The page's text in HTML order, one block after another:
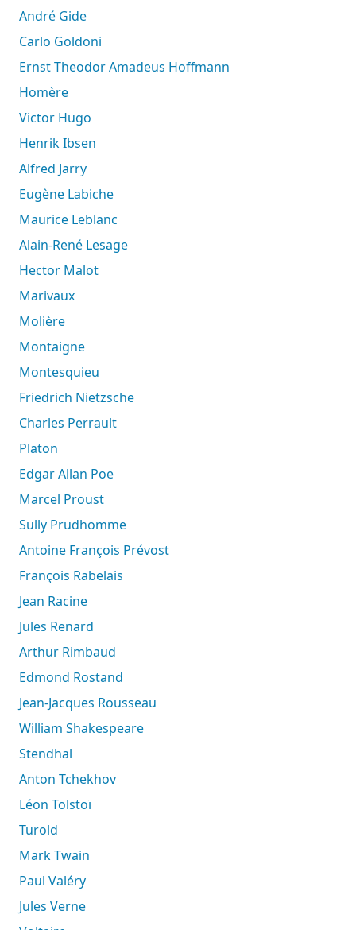
André Gide
Carlo Goldoni
Ernst Theodor Amadeus Hoffmann
Homère
Victor Hugo
Henrik Ibsen
Alfred Jarry
Eugène Labiche
Maurice Leblanc
Alain-René Lesage
Hector Malot
Marivaux
Molière
Montaigne
Montesquieu
Friedrich Nietzsche
Charles Perrault
Platon
Edgar Allan Poe
Marcel Proust
Sully Prudhomme
Antoine François Prévost
François Rabelais
Jean Racine
Jules Renard
Arthur Rimbaud
Edmond Rostand
Jean-Jacques Rousseau
William Shakespeare
Stendhal
Anton Tchekhov
Léon Tolstoï
Turold
Mark Twain
Paul Valéry
Jules Verne